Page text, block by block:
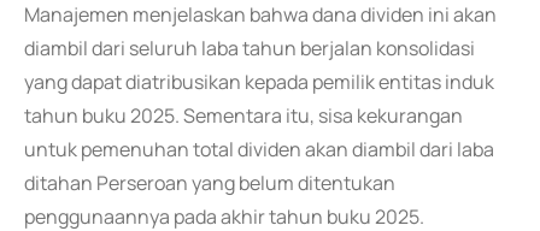
Manajemen menjelaskan bahwa dana dividen ini akan
diambil dari seluruh laba tahun berjalan konsolidasi
yang dapat diatribusikan kepada pemilik entitas induk
tahun buku 2025. Sementara itu, sisa kekurangan
untuk pemenuhan total dividen akan diambil dari laba
ditahan Perseroan yang belum ditentukan
penggunaannya pada akhir tahun buku 2025.